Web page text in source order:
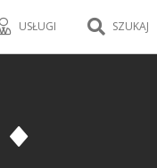
USŁUGI SZUKAJ